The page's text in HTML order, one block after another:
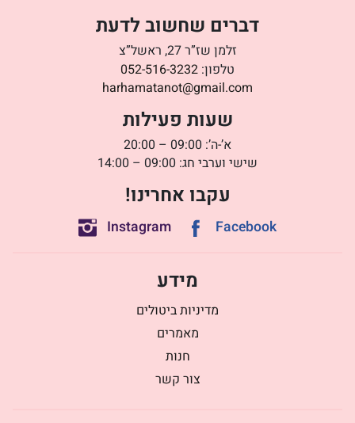
דברים שחשוב לדעת
זלמן שז”ר 27, ראשל”צ
טלפון: 052-516-3232
harhamatanot@gmail.com
שעות פעילות
א’-ה’: 09:00 – 20:00
שישי וערבי חג: 09:00 – 14:00
עקבו אחרינו!
Facebook
Instagram
מידע
מדיניות ביטולים
מאמרים
חנות
צור קשר